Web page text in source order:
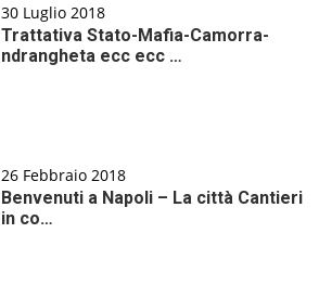
30 Luglio 2018
Trattativa Stato-Mafia-Camorra-
ndrangheta ecc ecc …
26 Febbraio 2018
Benvenuti a Napoli – La città Cantieri
in co…